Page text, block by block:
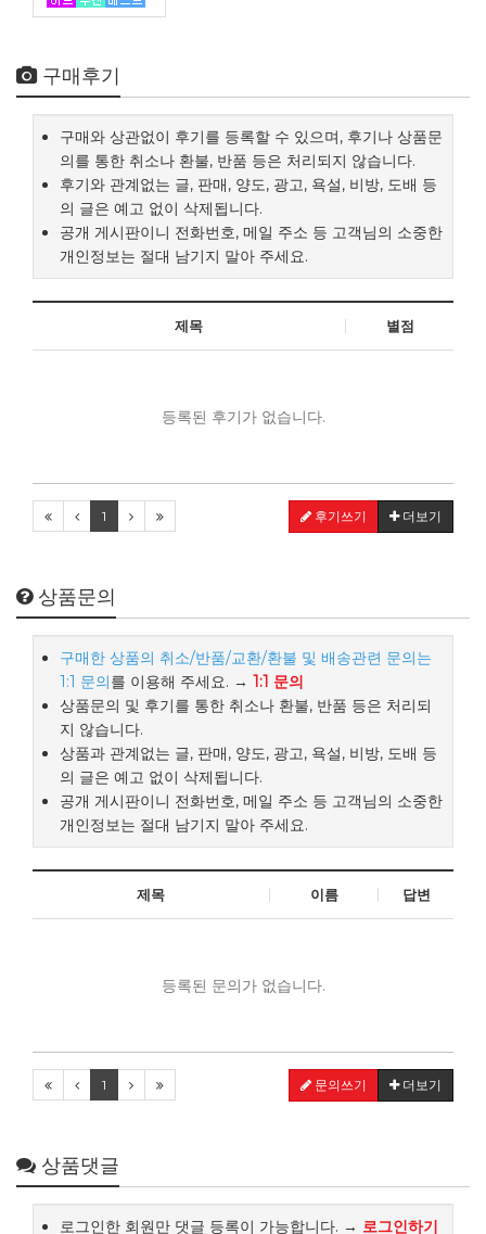
구매후기
구매와 상관없이 후기를 등록할 수 있으며, 후기나 상품문
의를 통한 취소나 환불, 반품 등은 처리되지 않습니다.
후기와 관계없는 글, 판매, 양도, 광고, 욕설, 비방, 도배 등
의 글은 예고 없이 삭제됩니다.
공개 게시판이니 전화번호, 메일 주소 등 고객님의 소중한
개인정보는 절대 남기지 말아 주세요.
제목 별점
등록된 후기가 없습니다.
1 후기쓰기 더보기
상품문의
구매한 상품의 취소/반품/교환/환불 및 배송관련 문의는
1:1 문의를 이용해 주세요. → 1:1 문의
상품문의 및 후기를 통한 취소나 환불, 반품 등은 처리되
지 않습니다.
상품과 관계없는 글, 판매, 양도, 광고, 욕설, 비방, 도배 등
의 글은 예고 없이 삭제됩니다.
공개 게시판이니 전화번호, 메일 주소 등 고객님의 소중한
개인정보는 절대 남기지 말아 주세요.
제목 이름 답변
등록된 문의가 없습니다.
1 문의쓰기 더보기
상품댓글
로그인한 회원만 댓글 등록이 가능합니다. → 로그인하기